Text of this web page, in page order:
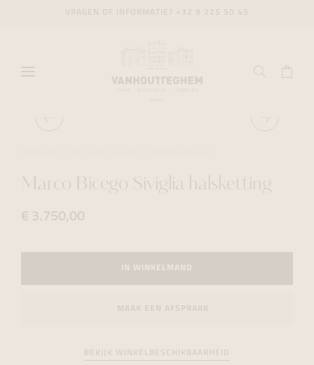
Marco Bicego Siviglia halsketting
€ 3.750,00
IN WINKELMAND
BEKIJK WINKELBESCHIKBAARHEID